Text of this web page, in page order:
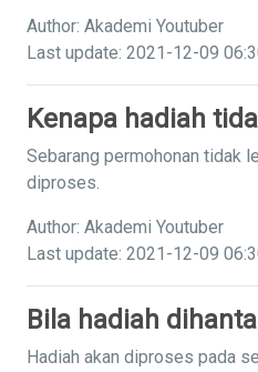
Author: Akademi Youtuber
Last update: 2021-12-09
Kenapa hadiah
Sebarang permohonan tidak
diproses.
Author: Akademi Youtuber
Last update: 2021-12-09
Bila hadiah
Hadiah akan diproses pada